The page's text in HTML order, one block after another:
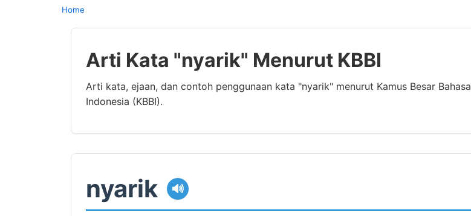
Home
Arti Kata "nyarik" Menurut KBBI
Arti kata, ejaan, dan contoh penggunaan kata "nyarik" menurut Kamus Besar Bahasa
Indonesia (KBBI).
nyarik 🔊